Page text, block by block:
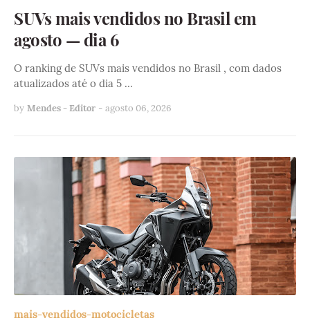
SUVs mais vendidos no Brasil em
agosto — dia 6
O ranking de SUVs mais vendidos no Brasil , com dados
atualizados até o dia 5 …
by Mendes - Editor - agosto 06, 2026
mais-vendidos-motocicletas